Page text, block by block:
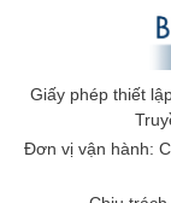
Giấy phép thiết
Đơn vị vận hành: